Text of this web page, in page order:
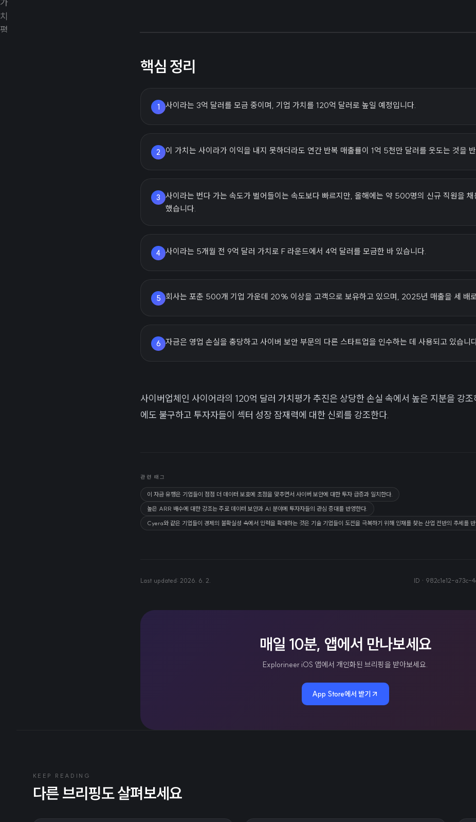
핵심 정리
1 사이라는 3억 달러를 모금 중이며, 기업 가치를 120억 달러로 높일 예정입니다.
2 이 가치는 사이라가 이익을 내지 못하더라도 연간 반복 매출률이 1억 5천만 달러를 웃도는 것을
3
사이라는 번다 가는 속도가 벌어들이는 속도보다 빠르지만, 올해에는 약 500명의 신규 직원을 채
했습니다.
4 사이라는 5개월 전 9억 달러 가치로 F 라운드에서 4억 달러를 모금한 바 있습니다.
5 회사는 포춘 500개 기업 가운데 20% 이상을 고객으로 보유하고 있으며, 2025년 매출을 세 배
6 자금은 영업 손실을 충당하고 사이버 보안 부문의 다른 스타트업을 인수하는 데 사용되고 있습니
사이버업체인 사이어라의 120억 달러 가치평가 추진은 상당한 손실 속에서 높은 지분을 강
에도 불구하고 투자자들이 섹터 성장 잠재력에 대한 신뢰를 강조한다.
관련 태그
이 자금 유행은 기업들이 점점 더 데이터 보호에 초점을 맞추면서 사이버 보안에 대한 투자 급증과 일치한다.
높은 ARR 배수에 대한 강조는 주로 데이터 보안과 AI 분야에 투자자들의 관심 증대를 반영한다.
Cyera와 같은 기업들이 경제의 불확실성 속에서 인력을 확대하는 것은 기술 기업들이 도전을 극복하기 위해 인재를 찾는 산업 전반의 추세를 반
Last updated: 2026. 6. 2. ID · 982c1e12-a73c-
매일 10분, 앱에서 만나보세요
Explorineer iOS 앱에서 개인화된 브리핑을 받아보세요.
App Store에서 받기
KEEP READING
다른 브리핑도 살펴보세요